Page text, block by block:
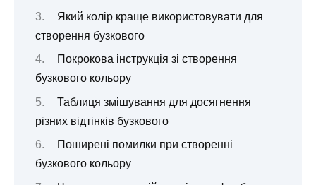
Який колір краще використовувати для
створення бузкового
Покрокова інструкція зі створення
бузкового кольору
Таблиця змішування для досягнення
різних відтінків бузкового
Поширені помилки при створенні
бузкового кольору